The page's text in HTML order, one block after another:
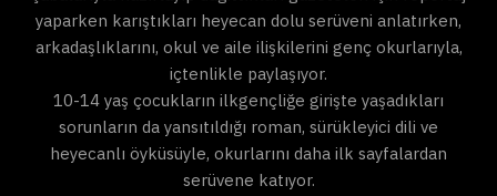
yaparken karıştıkları heyecan dolu serüveni anlatırken,
arkadaşlıklarını, okul ve aile ilişkilerini genç okurlarıyla,
içtenlikle paylaşıyor.
10-14 yaş çocukların ilkgençliğe girişte yaşadıkları
sorunların da yansıtıldığı roman, sürükleyici dili ve
heyecanlı öyküsüyle, okurlarını daha ilk sayfalardan
serüvene katıyor.